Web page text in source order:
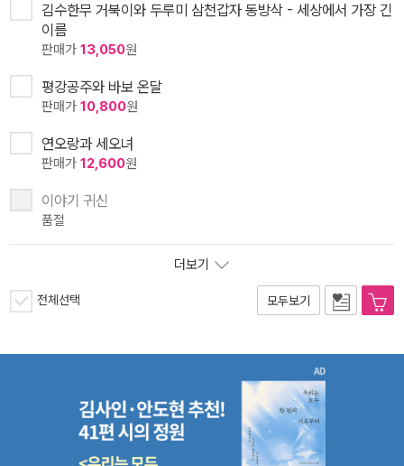
김수한무 거북이와 두루미 삼천갑자 동방삭 - 세상에서 가장 긴
이름
판매가 13,050원
평강공주와 바보 온달
판매가 10,800원
연오랑과 세오녀
판매가 12,600원
이야기 귀신
품절
더보기
전체선택 모두보기